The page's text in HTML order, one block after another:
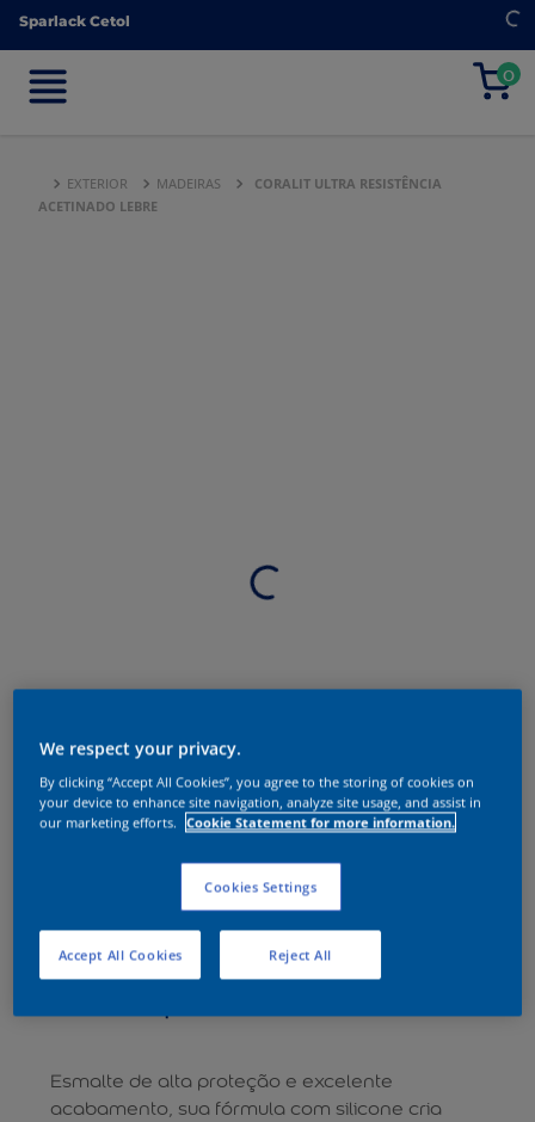
Sparlack Cetol
0
Sparlack Cetol
0
EXTERIOR MADEIRAS
CORALIT ULTRA RESISTÊNCIA
ACETINADO LEBRE
Esmalte de alta proteção e excelente
acabamento, sua fórmula com silicone cria
We respect your privacy.
By clicking “Accept All Cookies”, you agree to the storing of cookies on
your device to enhance site navigation, analyze site usage, and assist in
our marketing efforts.
Cookie Statement for more information.
Cookies Settings
Reject All
Accept All Cookies